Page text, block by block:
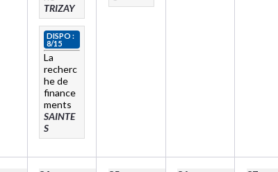
TRIZAY
DISPO :
8/15
La
recherc
he de
finance
ments
SAINTE
S